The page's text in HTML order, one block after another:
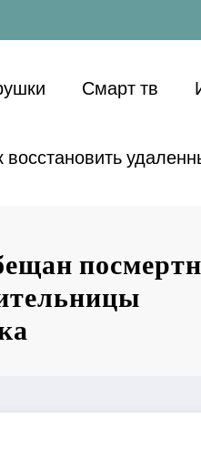
Смарт тв
восстановить